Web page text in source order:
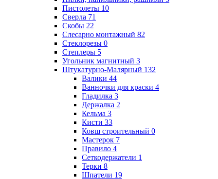
Пистолеты 10
Сверла 71
Скобы 22
Слесарно монтажный 82
Стеклорезы 0
Степлеры 5
Угольник магнитный 3
Штукатурно-Малярный 132
Валики 44
Ванночки для краски 4
Гладилка 3
Держалка 2
Кельма 3
Кисти 33
Ковш строительный 0
Мастерок 7
Правило 4
Сеткодержатели 1
Терки 8
Шпатели 19